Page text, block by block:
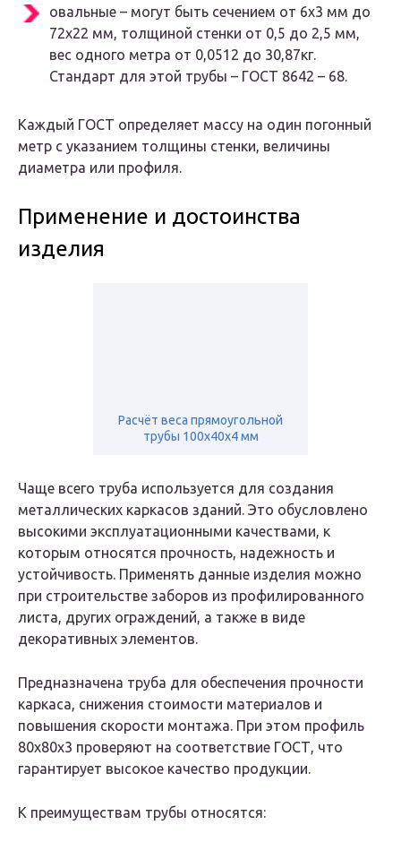
овальные – могут быть сечением от 6х3 мм до
72х22 мм, толщиной стенки от 0,5 до 2,5 мм,
вес одного метра от 0,0512 до 30,87кг.
Стандарт для этой трубы – ГОСТ 8642 – 68.
Каждый ГОСТ определяет массу на один погонный
метр с указанием толщины стенки, величины
диаметра или профиля.
Применение и достоинства
изделия
Расчёт веса прямоугольной
трубы 100х40х4 мм
Чаще всего труба используется для создания
металлических каркасов зданий. Это обусловлено
высокими эксплуатационными качествами, к
которым относятся прочность, надежность и
устойчивость. Применять данные изделия можно
при строительстве заборов из профилированного
листа, других ограждений, а также в виде
декоративных элементов.
Предназначена труба для обеспечения прочности
каркаса, снижения стоимости материалов и
повышения скорости монтажа. При этом профиль
80х80х3 проверяют на соответствие ГОСТ, что
гарантирует высокое качество продукции.
К преимуществам трубы относятся: